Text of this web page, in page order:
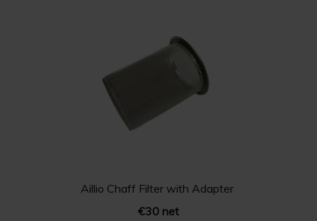
Aillio Chaff Filter with Adapter
€30 net